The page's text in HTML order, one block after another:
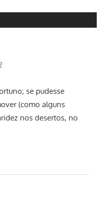
se pudesse
(como alguns
nos desertos, no